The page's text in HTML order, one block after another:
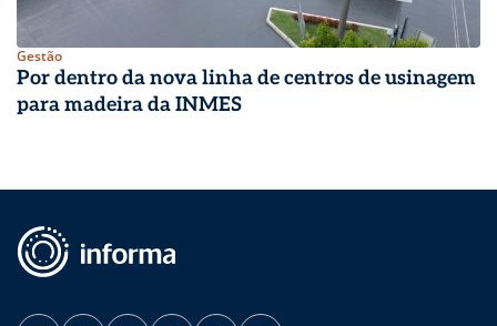
Gestão
Por dentro da nova linha de centros de usinagem
para madeira da INMES